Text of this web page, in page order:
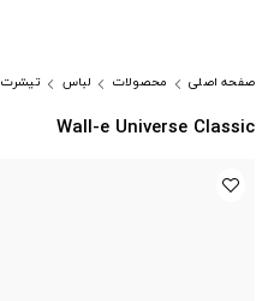
صفحه اصلی محصولات لباس تیشرت
Wall-e Universe Classic